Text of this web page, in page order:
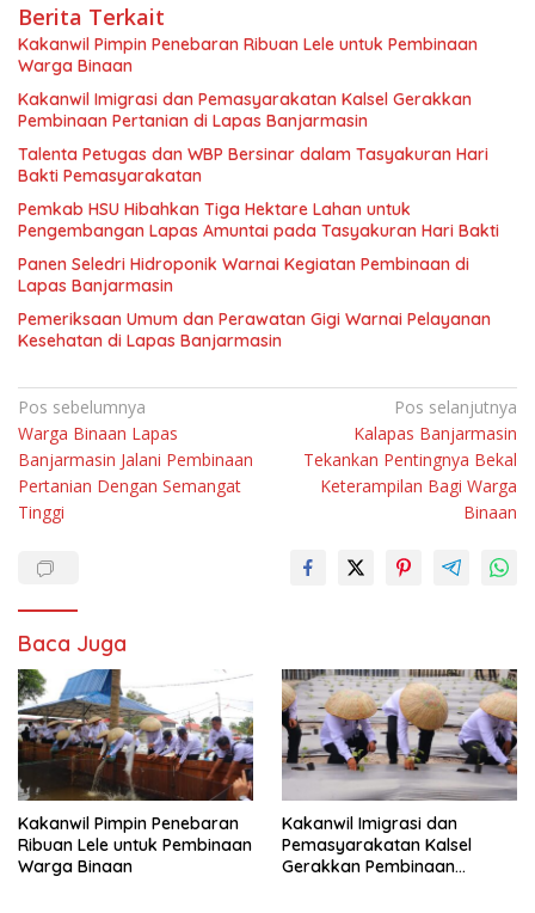
Berita Terkait
Kakanwil Pimpin Penebaran Ribuan Lele untuk Pembinaan
Warga Binaan
Kakanwil Imigrasi dan Pemasyarakatan Kalsel Gerakkan
Pembinaan Pertanian di Lapas Banjarmasin
Talenta Petugas dan WBP Bersinar dalam Tasyakuran Hari
Bakti Pemasyarakatan
Pemkab HSU Hibahkan Tiga Hektare Lahan untuk
Pengembangan Lapas Amuntai pada Tasyakuran Hari Bakti
Panen Seledri Hidroponik Warnai Kegiatan Pembinaan di
Lapas Banjarmasin
Pemeriksaan Umum dan Perawatan Gigi Warnai Pelayanan
Kesehatan di Lapas Banjarmasin
Navigasi
pos
Pos sebelumnya
Warga Binaan Lapas
Banjarmasin Jalani Pembinaan
Pertanian Dengan Semangat
Tinggi
Pos selanjutnya
Kalapas Banjarmasin
Tekankan Pentingnya Bekal
Keterampilan Bagi Warga
Binaan
Baca Juga
Kakanwil Pimpin Penebaran
Ribuan Lele untuk Pembinaan
Warga Binaan
Kakanwil Imigrasi dan
Pemasyarakatan Kalsel
Gerakkan Pembinaan